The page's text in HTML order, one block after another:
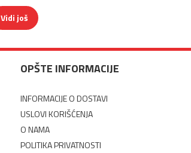
Vidi još
OPŠTE INFORMACIJE
INFORMACIJE O DOSTAVI
USLOVI KORIŠĆENJA
O NAMA
POLITIKA PRIVATNOSTI